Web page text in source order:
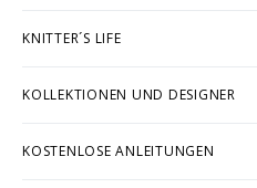
KNITTER´S LIFE
KOLLEKTIONEN UND DESIGNER
KOSTENLOSE ANLEITUNGEN